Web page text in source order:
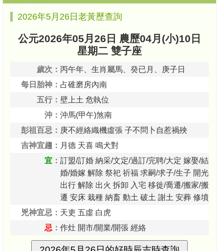
2026年5月26日老黃歷查詢
公元2026年05月26日 農歷04月(小)10日
星期二 雙子座
歲次： 丙午年、生肖屬馬、癸已月、庚子日
每日胎神： 占碓磨房內南
五行： 壁上土 危執位
沖： 沖馬(甲午)煞南
彭祖百忌： 庚不經絡織機虛張 子不問卜自惹禍殃
吉神宜趨： 月德 天喜 鳴犬對
宜： 訂盟/訂婚 納采/文定/過訂/完聘/大定 嫁娶/結
婚/婚嫁 解除 祭祀 祈福 求嗣/求子/生子 開光
出行 解除 出火 拆卸 入宅 移徙/喬遷/搬家/搬
遷 安床 栽種 納畜 動土 破土 謝土 安葬 修墳
兇神宜忌： 天吏 五虛 白虎
忌 ： 作灶 開市/開業/開張 經絡